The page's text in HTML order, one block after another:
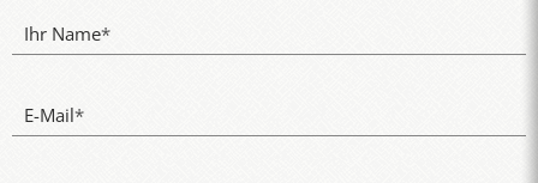
Ihr Name*
E-Mail*